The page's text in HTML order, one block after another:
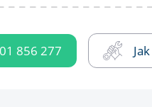
856 277